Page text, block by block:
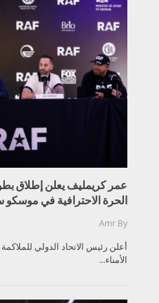
الحرة الاحترافية في موسكو
By
Amr
أعلن رئيس الاتحاد الدولي
الأمناء...